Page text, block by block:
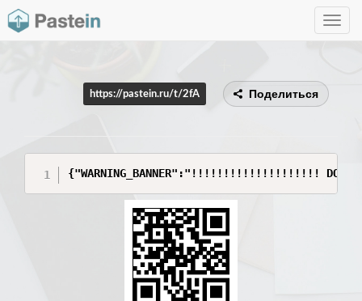
Toggle
https://pastein.ru/t/2fA Поделиться
{"WARNING_BANNER":"!!!!!!!!!!!!!!!!!!!! DO NOT SHARE